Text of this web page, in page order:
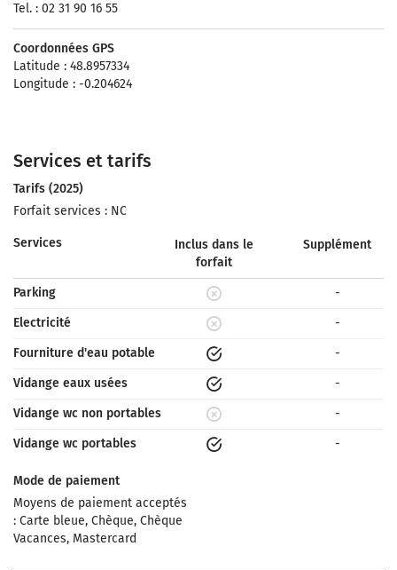
Tel. : 02 31 90 16 55
Coordonnées GPS
Latitude : 48.8957334
Longitude : -0.204624
Services et tarifs
Tarifs (2025)
Forfait services : NC
Services
Inclus dans le
forfait
Supplément
Parking
-
Electricité
-
Fourniture d'eau potable
-
Vidange eaux usées
-
Vidange wc non portables
-
Vidange wc portables
-
Mode de paiement
Moyens de paiement acceptés
: Carte bleue, Chèque, Chèque
Vacances, Mastercard